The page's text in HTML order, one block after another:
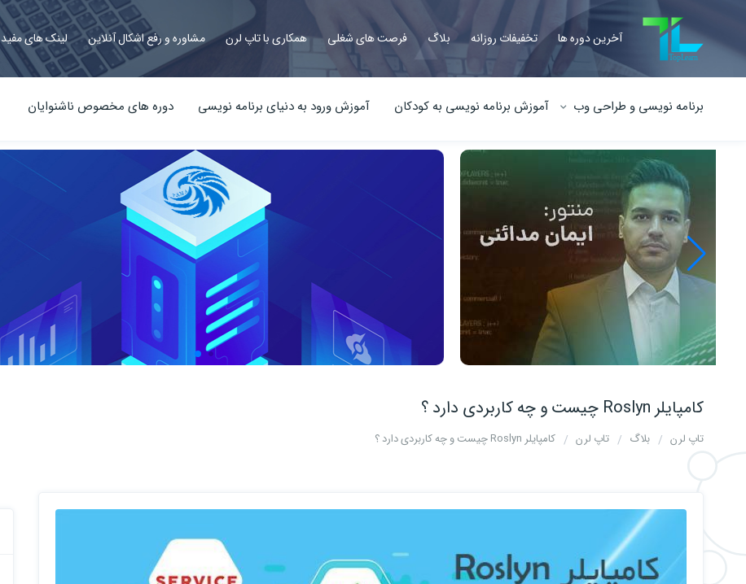
آخرین دوره ها تخفیفات روزانه بلاگ فرصت های شغلی همکاری با تاپ لرن مشاوره و رفع اشکال آنلاین لینک های مفید
برنامه نویسی و طراحی وب آموزش برنامه نویسی به کودکان آموزش ورود به دنیای برنامه نویسی دوره های مخصوص ناشنوایان
کامپایلر Roslyn چیست و چه کاربردی دارد ؟
تاپ لرن بلاگ تاپ لرن کامپایلر Roslyn چیست و چه کاربردی دارد ؟